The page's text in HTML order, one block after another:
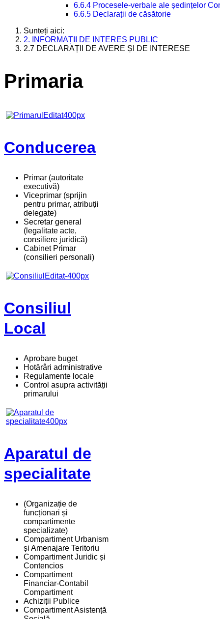
6.6.4 Procesele-verbale ale ședințelor
6.6.5 Declarații de căsătorie
Sunteți aici:
2. INFORMAȚII DE INTERES PUBLIC
2.7 DECLARAȚII DE AVERE ȘI DE INTERESE
Primaria
Conducerea
Primar (autoritate
executivă)
Viceprimar (sprijin
pentru primar, atribuții
delegate)
Secretar general
(legalitate acte,
consiliere juridică)
Cabinet Primar
(consilieri personali)
Consiliul
Local
Aprobare buget
Hotărâri administrative
Regulamente locale
Control asupra activității
primarului
Aparatul de
specialitate
(Organizație de
funcționari și
compartimente
specializate)
Compartiment Urbanism
și Amenajare Teritoriu
Compartiment Juridic și
Contencios
Compartiment
Financiar-Contabil
Compartiment
Achiziții Publice
Compartiment Asistență